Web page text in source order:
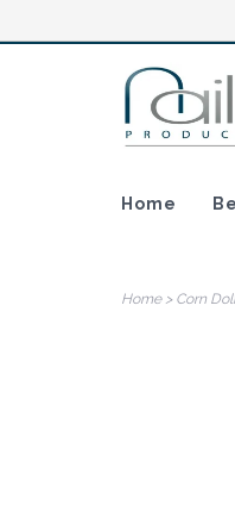
Home
Home> Corn